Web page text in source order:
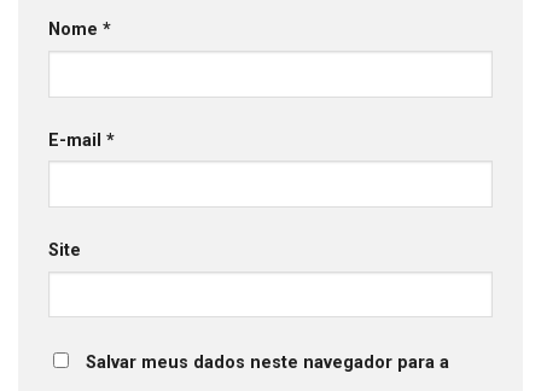
Nome *
E-mail *
Site
Salvar meus dados neste navegador para a